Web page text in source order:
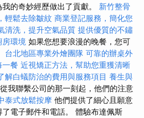
的奇妙經歷做出了貢獻。 新竹整骨
輕鬆去除皺紋 商業登記服務，簡化您
清洗，提升空氣品質 提供優質的不鏽
房環境 如果您想要浪漫的晚餐，您可
台北地區專業外燴團隊 可靠的辦桌外
一餐 近視矯正方法，幫助您重獲清晰
解白蟻防治的費用與服務項目 養生與
我聯繫公司的那一刻起，他們的注意
泰式放鬆按摩 他們提供了細心且願意
電子郵件和電話。 體驗布達佩斯